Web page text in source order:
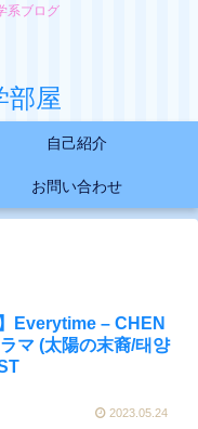
系ブログ
部屋
自己紹介
お問い合わせ
Everytime – CHEN
マ (太陽の末裔/태양
2023.05.24